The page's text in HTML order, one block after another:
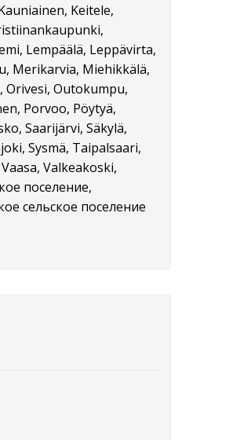
Keitele,
Lempäälä, Leppävirta,
Merikarvia, Miehikkälä,
Outokumpu,
Porvoo, Pöytyä,
Saarijärvi, Säkylä,
Sysmä, Taipalsaari,
Valkeakoski,
поселение,
сельское поселение